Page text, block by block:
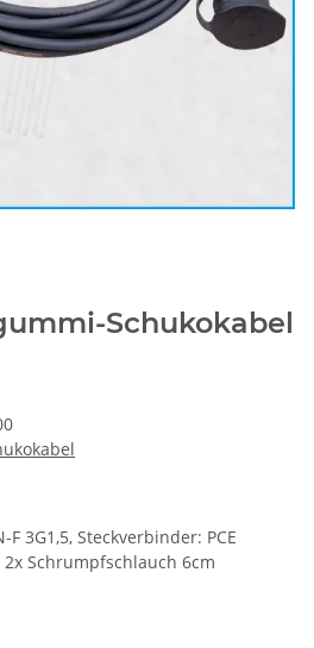
Schukokabel
F 3G1,5, Steckverbinder: PCE
Schrumpfschlauch 6cm